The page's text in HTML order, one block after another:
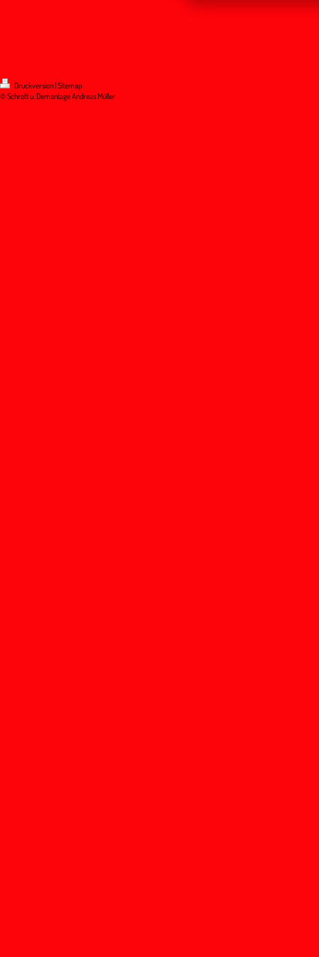
Druckversion|Sitemap
© Schrott u. Demontage Andreas Müller